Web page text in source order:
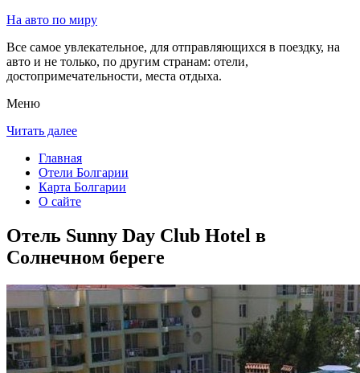
На авто по миру
Все самое увлекательное, для отправляющихся в поездку, на
авто и не только, по другим странам: отели,
достопримечательности, места отдыха.
Меню
Читать далее
Главная
Отели Болгарии
Карта Болгарии
О сайте
Отель Sunny Day Club Hotel в
Солнечном береге